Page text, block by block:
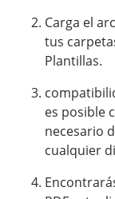
Carga el
tus
Plantillas.
es posible
necesario
cualquier